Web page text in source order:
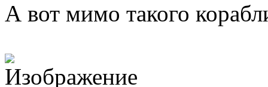
А вот мимо такого